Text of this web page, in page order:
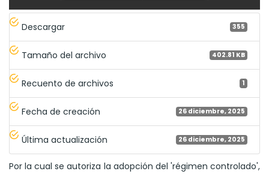
Descargar 355
Tamaño del archivo 402.81 KB
Recuento de archivos 1
Fecha de creación 26 diciembre, 2025
Última actualización 26 diciembre, 2025
Por la cual se autoriza la adopción del 'régimen controlado',